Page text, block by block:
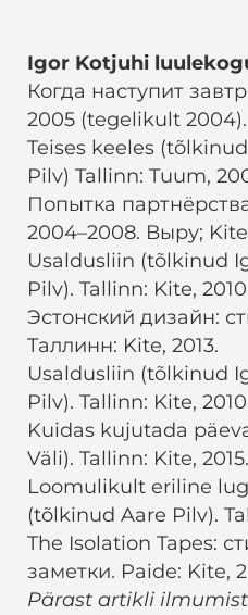
Igor Kotjuhi
Когда наступит
2005 (tegelikult 2004).
Teises keeles
Pilv) Tallinn: Tuum,
Попытка
2004–2008. Выру;
Usaldusliin (tõlkinud
Pilv). Tallinn: Kite,
Эстонский дизайн:
Таллинн: Kite, 2013.
Usaldusliin (tõlkinud
Pilv). Tallinn: Kite,
Kuidas kujutada
Väli). Tallinn: Kite, 2015.
Loomulikult eriline
(tõlkinud Aare Pilv).
The Isolation Tapes:
заметки. Paide: Kite,
Pärast artikli